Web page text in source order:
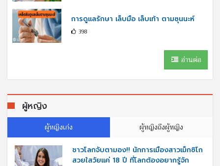
การดูแลรักษา เล็บมือ เล็บเท้า ตามซุนนะห์
398
อ่านต่อ
ผู้หญิง
ผู้หญิงเก่ง ผู้หญิงถึงผู้หญิง
ชาวโลกจับตามอง!! นักการเมืองสาวเม็กซิโก
สวยใสวัยแค่ 18 ปี ที่โลกต้องอยากรู้จัก